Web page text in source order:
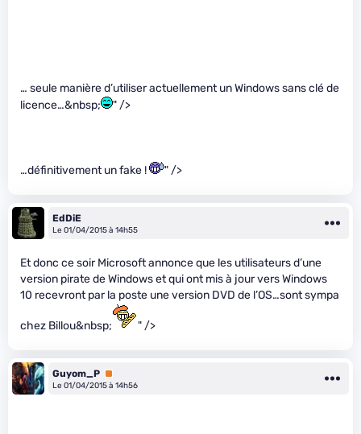
… seule manière d’utiliser actuellement un Windows sans clé de
licence…&nbsp;
" />
…définitivement un fake ! " />
EdDiE
Le 01/04/2015 à 14h55
Et donc ce soir Microsoft annonce que les utilisateurs d’une
version pirate de Windows et qui ont mis à jour vers Windows
10 recevront par la poste une version DVD de l’OS…sont sympa
chez Billou&nbsp; " />
Guyom_P Premium
Le 01/04/2015 à 14h56